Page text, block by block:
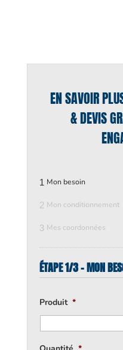
EN SAVOIR
& DEVIS
1 Mon besoin
2 Mon conditionnement
3 Mes coordonnées
ÉTAPE 1/3 - MON
Produit *